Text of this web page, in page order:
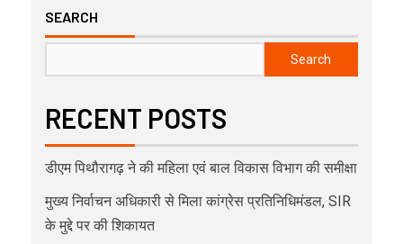
SEARCH
Search
RECENT POSTS
डीएम पिथौरागढ़ ने की महिला एवं बाल विकास विभाग की समीक्षा
मुख्य निर्वाचन अधिकारी से मिला कांग्रेस प्रतिनिधिमंडल, SIR
के मुद्दे पर की शिकायत